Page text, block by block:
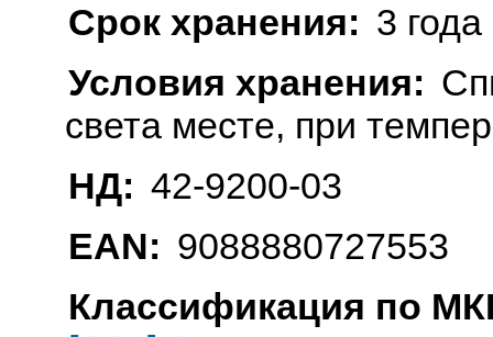
Срок хранения: 3 года
Условия хранения:
света месте, при
НД: 42-9200-03
EAN: 9088880727553
Классификация по